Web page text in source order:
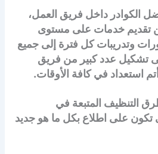
الكوادر داخل فريق العمل،
تقديم خدمات على مستوى
وتدريبات كل فترة إلى جميع
تشكيل عدد كبير من فريق
استعداد في كافة الأوقات.
التنظيف المتبعة في
تكون على اطلاع بكل ما هو جديد